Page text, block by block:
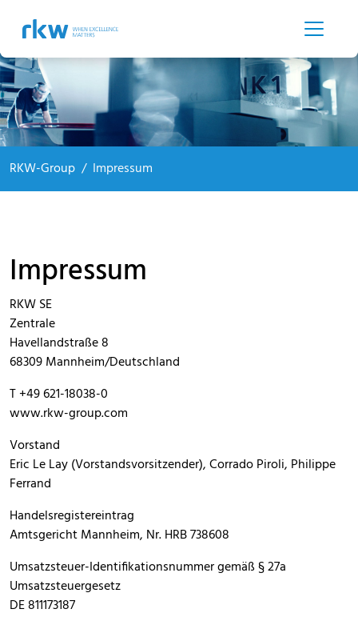
RKW-Group Impressum
Impressum
RKW SE
Zentrale
Havellandstraße 8
68309 Mannheim/Deutschland
T +49 621-18038-0
www.rkw-group.com
Vorstand
Eric Le Lay (Vorstandsvorsitzender), Corrado Piroli, Philippe
Ferrand
Handelsregistereintrag
Amtsgericht Mannheim, Nr. HRB 738608
Umsatzsteuer-Identifikationsnummer gemäß § 27a
Umsatzsteuergesetz
DE 811173187